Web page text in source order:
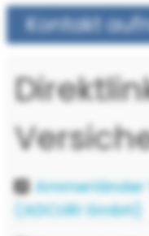
Kontakt
Ammerländer
(ADCURI GmbH)